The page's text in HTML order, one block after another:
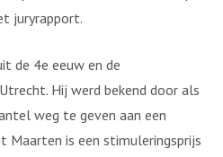
juryrapport.
de 4e eeuw en de
Hij werd bekend door als
weg te geven aan een
Maarten is een stimuleringsprijs